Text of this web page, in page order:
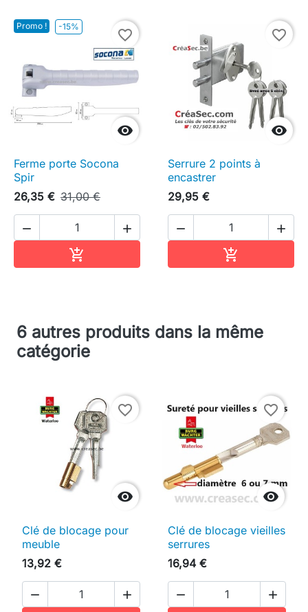
Promo ! -15%

favorite_border
Ferme porte Socona
Spir
26,35 € 31,00 €
 


favorite_border
Serrure 2 points à
encastrer
29,95 €
 

6 autres produits dans la même
catégorie

favorite_border
Clé de blocage pour
meuble
13,92 €
 

favorite_border
Clé de blocage vieilles
serrures
16,94 €
 